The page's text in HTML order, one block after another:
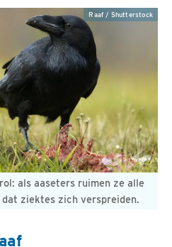
als aaseters ruimen ze alle
ziektes zich verspreiden.
Raaf / Shutterstock